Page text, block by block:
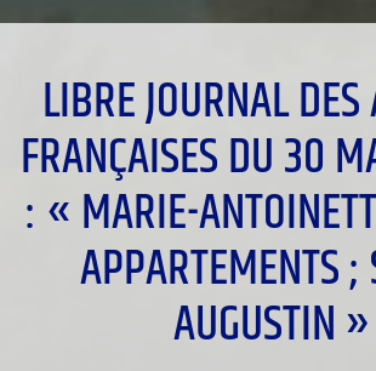
LIBRE JOURNAL
FRANÇAISES DU 30
: « MARIE-
APPARTEMENTS
AUGUSTIN »